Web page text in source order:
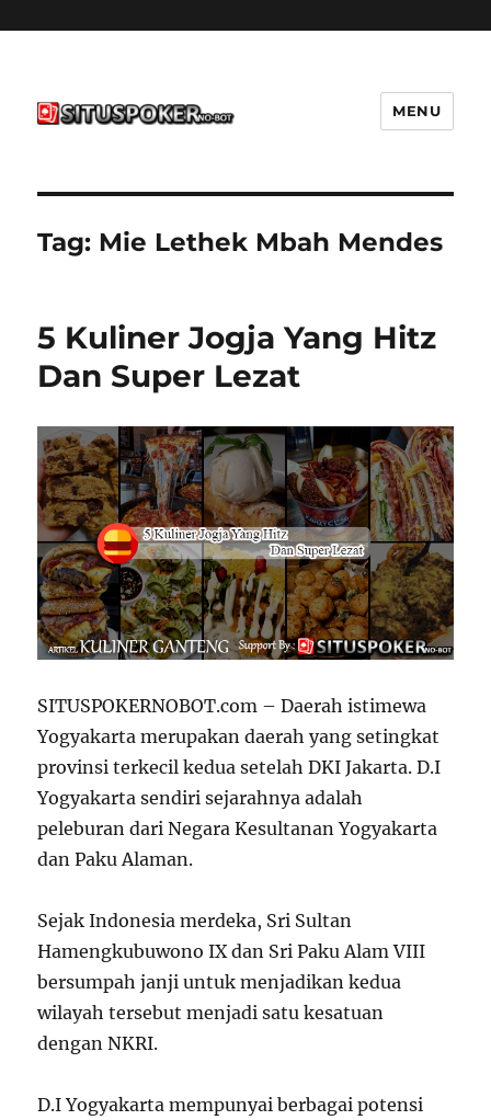
MENU
Tag: Mie Lethek Mbah Mendes
5 Kuliner Jogja Yang Hitz
Dan Super Lezat
SITUSPOKERNOBOT.com – Daerah istimewa
Yogyakarta merupakan daerah yang setingkat
provinsi terkecil kedua setelah DKI Jakarta. D.I
Yogyakarta sendiri sejarahnya adalah
peleburan dari Negara Kesultanan Yogyakarta
dan Paku Alaman.
Sejak Indonesia merdeka, Sri Sultan
Hamengkubuwono IX dan Sri Paku Alam VIII
bersumpah janji untuk menjadikan kedua
wilayah tersebut menjadi satu kesatuan
dengan NKRI.
D.I Yogyakarta mempunyai berbagai potensi